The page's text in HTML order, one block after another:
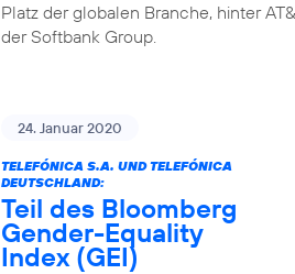
Platz der globalen Branche, hinter
der Softbank Group.
24. Januar 2020
TELEFÓNICA S.A. UND TELEFÓNICA
DEUTSCHLAND:
Teil des Bloomberg
Gender-Equality
Index (GEI)